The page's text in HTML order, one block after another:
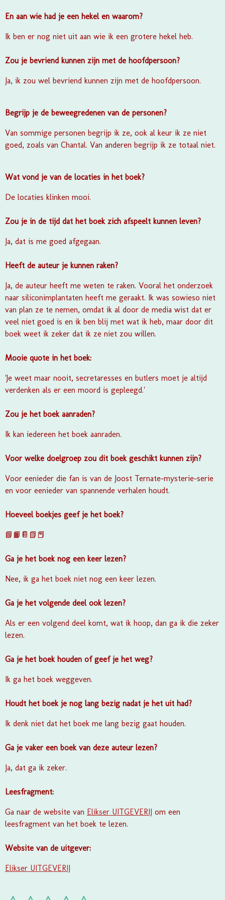
En aan wie had je een hekel en waarom?
Ik ben er nog niet uit aan wie ik een grotere hekel heb.
Zou je bevriend kunnen zijn met de hoofdpersoon?
Ja, ik zou wel bevriend kunnen zijn met de hoofdpersoon.
Begrijp je de beweegredenen van de personen?
Van sommige personen begrijp ik ze, ook al keur ik ze niet
goed, zoals van Chantal. Van anderen begrijp ik ze totaal niet.
Wat vond je van de locaties in het boek?
De locaties klinken mooi.
Zou je in de tijd dat het boek zich afspeelt kunnen leven?
Ja, dat is me goed afgegaan.
Heeft de auteur je kunnen raken?
Ja, de auteur heeft me weten te raken. Vooral het onderzoek
naar siliconimplantaten heeft me geraakt. Ik was sowieso niet
van plan ze te nemen, omdat ik al door de media wist dat er
veel niet goed is en ik ben blij met wat ik heb, maar door dit
boek weet ik zeker dat ik ze niet zou willen.
Mooie quote in het boek:
'Je weet maar nooit, secretaresses en butlers moet je altijd
verdenken als er een moord is gepleegd.'
Zou je het boek aanraden?
Ik kan iedereen het boek aanraden.
Voor welke doelgroep zou dit boek geschikt kunnen zijn?
Voor eenieder die fan is van de Joost Ternate-mysterie-serie
en voor eenieder van spannende verhalen houdt.
Hoeveel boekjes geef je het boek?
📘📙📔📗📕
Ga je het boek nog een keer lezen?
Nee, ik ga het boek niet nog een keer lezen.
Ga je het volgende deel ook lezen?
Als er een volgend deel komt, wat ik hoop, dan ga ik die zeker
lezen.
Ga je het boek houden of geef je het weg?
Ik ga het boek weggeven.
Houdt het boek je nog lang bezig nadat je het uit had?
Ik denk niet dat het boek me lang bezig gaat houden.
Ga je vaker een boek van deze auteur lezen?
Ja, dat ga ik zeker.
Leesfragment:
Ga naar de website van Elikser UITGEVERIJ
om een
leesfragment van het boek te lezen.
Website van de uitgever:
Elikser UITGEVERIJ